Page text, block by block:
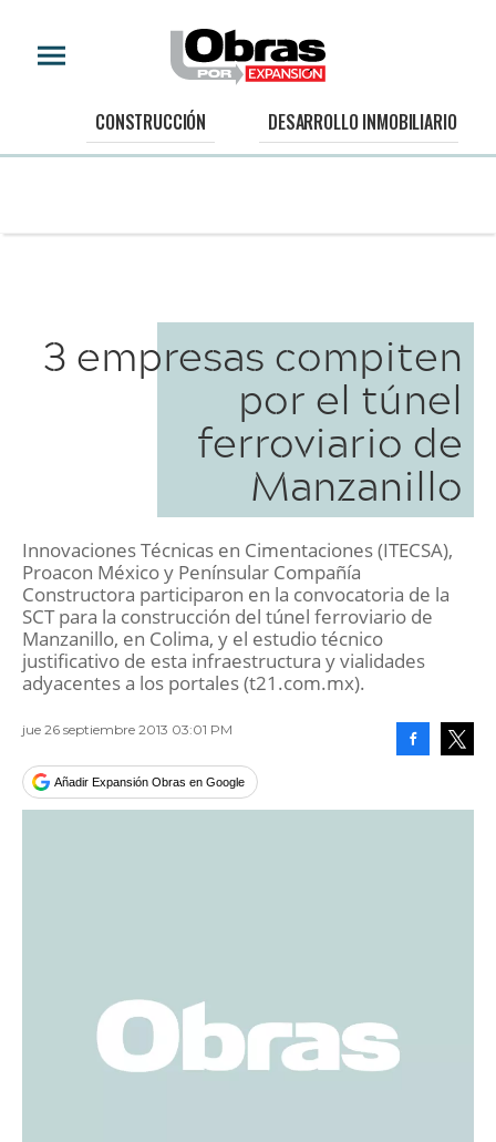
CONSTRUCCIÓN DESARROLLO INMOBILIARIO
3 empresas compiten
por el túnel
ferroviario de
Manzanillo
Innovaciones Técnicas en Cimentaciones (ITECSA),
Proacon México y Penínsular Compañía
Constructora participaron en la convocatoria de la
SCT para la construcción del túnel ferroviario de
Manzanillo, en Colima, y el estudio técnico
justificativo de esta infraestructura y vialidades
adyacentes a los portales (t21.com.mx).
jue 26 septiembre 2013 03:01 PM
Añadir Expansión Obras en Google